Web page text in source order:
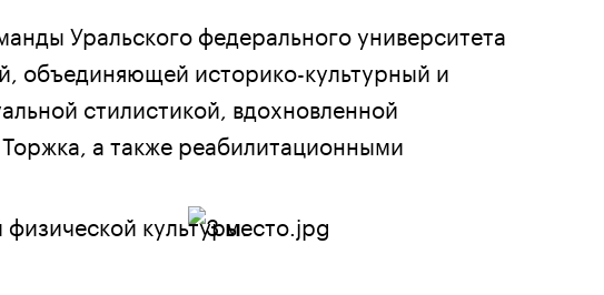
Уральского федерального университета
объединяющей историко-культурный и
стилистикой, вдохновленной
а также реабилитационными
культуры.